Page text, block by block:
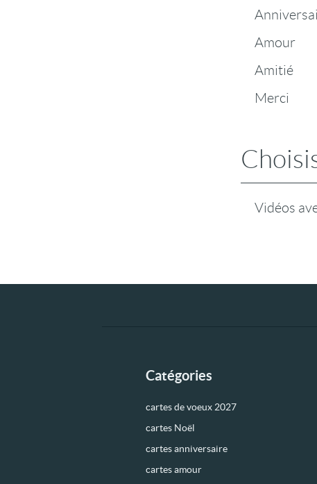
Amour
Amitié
Merci
Vidéos
Catégories
cartes de voeux 2027
cartes Noël
cartes anniversaire
cartes amour